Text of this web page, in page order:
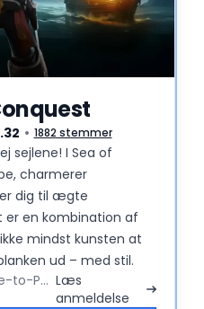
1882 stemmer
sejlene! I Sea of
charmerer
dig til ægte
er en kombination af
mindst kunsten at
ud – med stil.
Free-to-Play Læs
anmeldelse